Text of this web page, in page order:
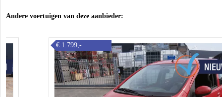
Andere voertuigen van deze aanbieder:
€ 1.799,-